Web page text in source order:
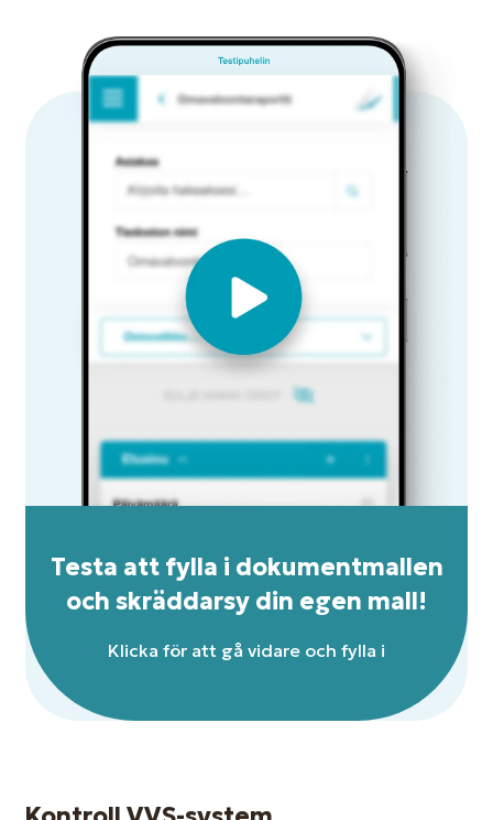
Testa att fylla i dokumentmallen
och skräddarsy din egen mall!
Klicka för att gå vidare och fylla i